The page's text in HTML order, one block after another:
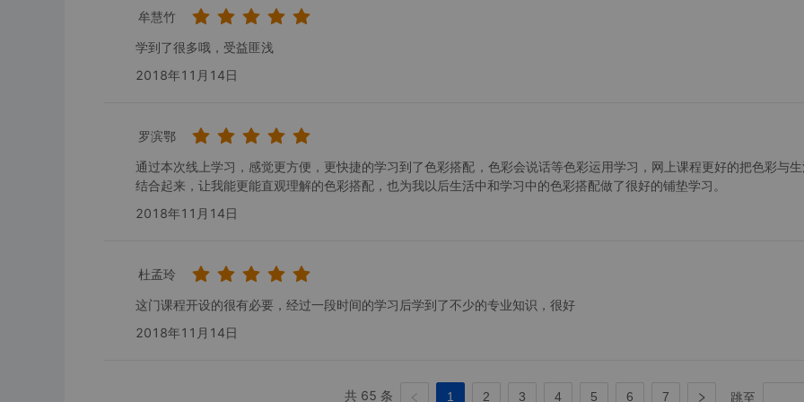
牟慧竹
学到了很多哦，受益匪浅
2018年11月14日
罗滨鄂
通过本次线上学习，感觉更方便，更快捷的学习到了色彩搭配，色彩会说话等色彩运用学习，网上课程更好的把色彩与
结合起来，让我能更能直观理解的色彩搭配，也为我以后生活中和学习中的色彩搭配做了很好的铺垫学习。
2018年11月14日
杜孟玲
这门课程开设的很有必要，经过一段时间的学习后学到了不少的专业知识，很好
2018年11月14日
共 65 条 1 2 3 4 5 6 7 跳至